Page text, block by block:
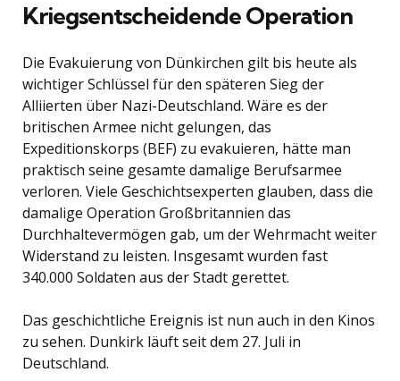
Kriegsentscheidende Operation
Die Evakuierung von Dünkirchen gilt bis heute als
wichtiger Schlüssel für den späteren Sieg der
Alliierten über Nazi-Deutschland. Wäre es der
britischen Armee nicht gelungen, das
Expeditionskorps (BEF) zu evakuieren, hätte man
praktisch seine gesamte damalige Berufsarmee
verloren. Viele Geschichtsexperten glauben, dass die
damalige Operation Großbritannien das
Durchhaltevermögen gab, um der Wehrmacht weiter
Widerstand zu leisten. Insgesamt wurden fast
340.000 Soldaten aus der Stadt gerettet.
Das geschichtliche Ereignis ist nun auch in den Kinos
zu sehen. Dunkirk läuft seit dem 27. Juli in
Deutschland.